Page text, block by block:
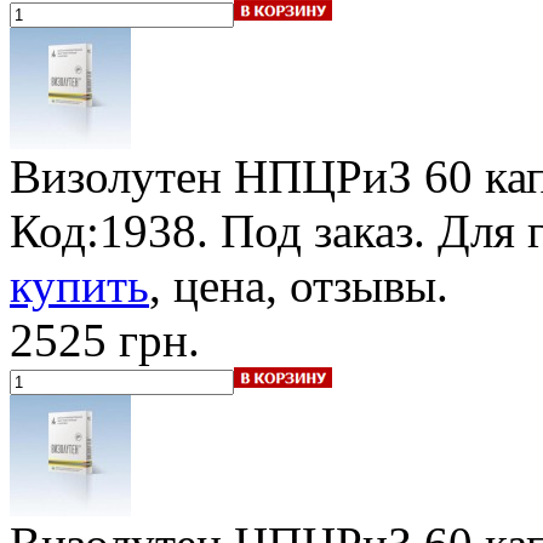
Визолутен НПЦРиЗ 60
Код:1938. Под заказ. Для
купить, цена, отзывы.
2525 грн.